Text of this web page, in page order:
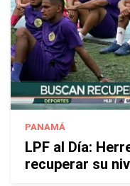
PANAMÁ
LPF al Día:
recuperar su